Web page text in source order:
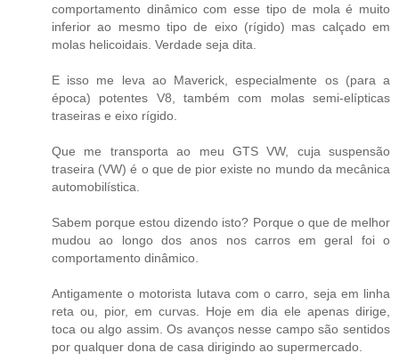
comportamento dinâmico com esse tipo de mola é muito
inferior ao mesmo tipo de eixo (rígido) mas calçado em
molas helicoidais. Verdade seja dita.
E isso me leva ao Maverick, especialmente os (para a
época) potentes V8, também com molas semi-elípticas
traseiras e eixo rígido.
Que me transporta ao meu GTS VW, cuja suspensão
traseira (VW) é o que de pior existe no mundo da mecânica
automobilística.
Sabem porque estou dizendo isto? Porque o que de melhor
mudou ao longo dos anos nos carros em geral foi o
comportamento dinâmico.
Antigamente o motorista lutava com o carro, seja em linha
reta ou, pior, em curvas. Hoje em dia ele apenas dirige,
toca ou algo assim. Os avanços nesse campo são sentidos
por qualquer dona de casa dirigindo ao supermercado.